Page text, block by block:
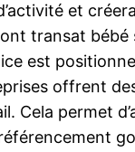
et
transat
est
offrent
Cela permet